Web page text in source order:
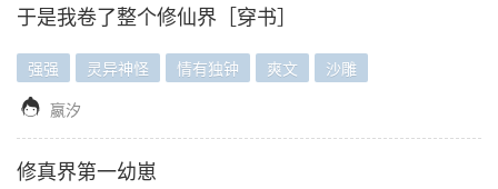
于是我卷了整个修仙界［穿书］
强强 灵异神怪 情有独钟 爽文 沙雕
 嬴汐
修真界第一幼崽